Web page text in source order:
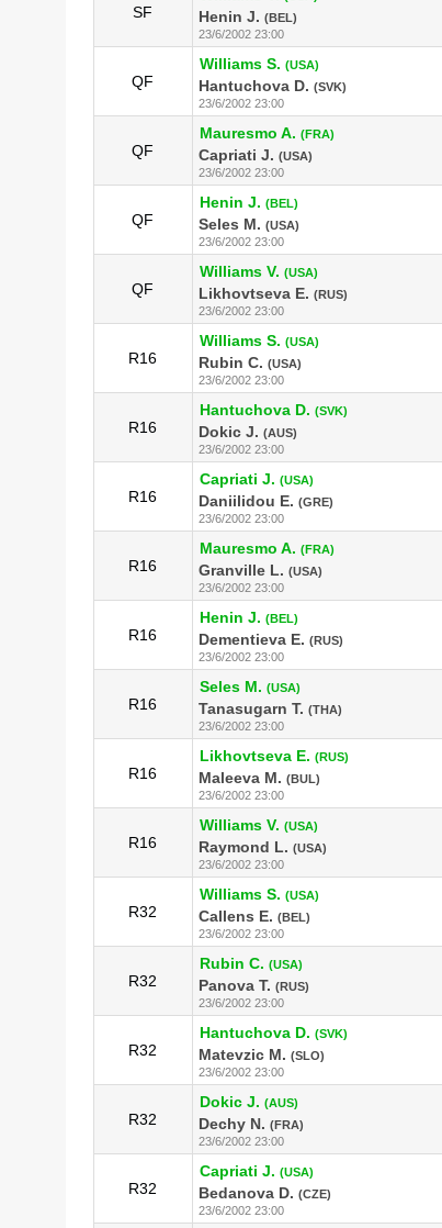
SF Henin J. (BEL)
23/6/2002 23:00
QF
Williams S. (USA)
Hantuchova D. (SVK)
23/6/2002 23:00
QF
Mauresmo A. (FRA)
Capriati J. (USA)
23/6/2002 23:00
QF
Henin J. (BEL)
Seles M. (USA)
23/6/2002 23:00
QF
Williams V. (USA)
Likhovtseva E. (RUS)
23/6/2002 23:00
R16
Williams S. (USA)
Rubin C. (USA)
23/6/2002 23:00
R16
Hantuchova D. (SVK)
Dokic J. (AUS)
23/6/2002 23:00
R16
Capriati J. (USA)
Daniilidou E. (GRE)
23/6/2002 23:00
R16
Mauresmo A. (FRA)
Granville L. (USA)
23/6/2002 23:00
R16
Henin J. (BEL)
Dementieva E. (RUS)
23/6/2002 23:00
R16
Seles M. (USA)
Tanasugarn T. (THA)
23/6/2002 23:00
R16
Likhovtseva E. (RUS)
Maleeva M. (BUL)
23/6/2002 23:00
R16
Williams V. (USA)
Raymond L. (USA)
23/6/2002 23:00
R32
Williams S. (USA)
Callens E. (BEL)
23/6/2002 23:00
R32
Rubin C. (USA)
Panova T. (RUS)
23/6/2002 23:00
R32
Hantuchova D. (SVK)
Matevzic M. (SLO)
23/6/2002 23:00
R32
Dokic J. (AUS)
Dechy N. (FRA)
23/6/2002 23:00
R32
Capriati J. (USA)
Bedanova D. (CZE)
23/6/2002 23:00